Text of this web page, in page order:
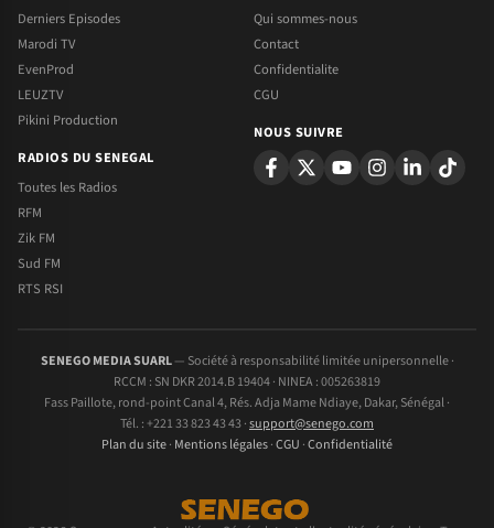
Derniers Episodes
Marodi TV
EvenProd
LEUZTV
Pikini Production
RADIOS DU SENEGAL
Toutes les Radios
RFM
Zik FM
Sud FM
RTS RSI
Qui sommes-nous
Contact
Confidentialite
CGU
NOUS SUIVRE
SENEGO MEDIA SUARL— Société à responsabilité limitée unipersonnelle ·
RCCM : SN DKR 2014.B 19404 · NINEA : 005263819
Fass Paillote, rond-point Canal 4, Rés. Adja Mame Ndiaye, Dakar, Sénégal ·
Tél. : +221 33 823 43 43 ·support@senego.com
Plan du site· Mentions légales·CGU ·Confidentialité